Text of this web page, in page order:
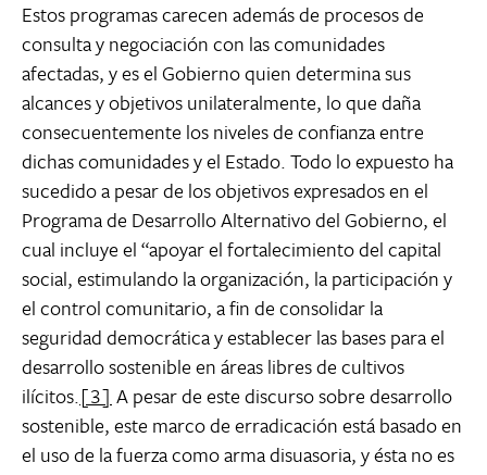
Estos programas carecen además de procesos de
consulta y negociación con las comunidades
afectadas, y es el Gobierno quien determina sus
alcances y objetivos unilateralmente, lo que daña
consecuentemente los niveles de confianza entre
dichas comunidades y el Estado. Todo lo expuesto ha
sucedido a pesar de los objetivos expresados en el
Programa de Desarrollo Alternativo del Gobierno, el
cual incluye el “apoyar el fortalecimiento del capital
social, estimulando la organización, la participación y
el control comunitario, a fin de consolidar la
seguridad democrática y establecer las bases para el
desarrollo sostenible en áreas libres de cultivos
ilícitos.[3] A pesar de este discurso sobre desarrollo
sostenible, este marco de erradicación está basado en
el uso de la fuerza como arma disuasoria, y ésta no es